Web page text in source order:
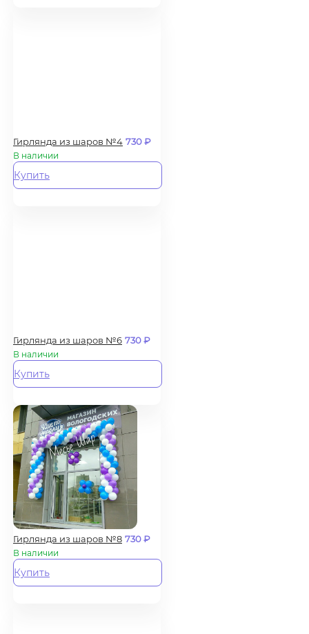
Гирлянда из шаров №4 730₽
В наличии
Купить
Гирлянда из шаров №6 730₽
В наличии
Купить
Гирлянда из шаров №8 730₽
В наличии
Купить